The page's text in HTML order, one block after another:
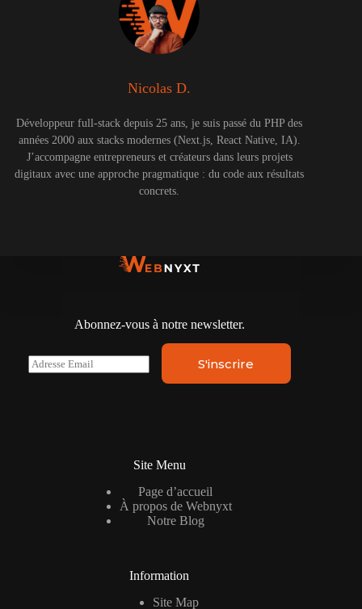
Nicolas D.
Développeur full-stack depuis 25 ans, je suis passé du PHP des
années 2000 aux stacks modernes (Next.js, React Native, IA).
J’accompagne entrepreneurs et créateurs dans leurs projets
digitaux avec une approche pragmatique : du code aux résultats
concrets.
Abonnez-vous à notre newsletter.
E
m
S'inscrire
Site Menu
Page d’accueil
À propos de Webnyxt
Notre Blog
Information
Site Map